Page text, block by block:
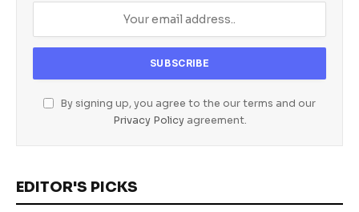
By signing up, you agree to the our terms and our
Privacy Policyagreement.
EDITOR'S PICKS